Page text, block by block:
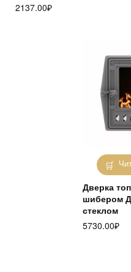
2137.00₽
Дверка
шибером
стеклом
5730.00₽